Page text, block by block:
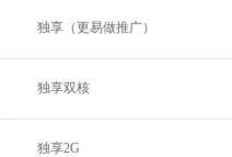
独享（更易做推广）
独享双核
独享2G